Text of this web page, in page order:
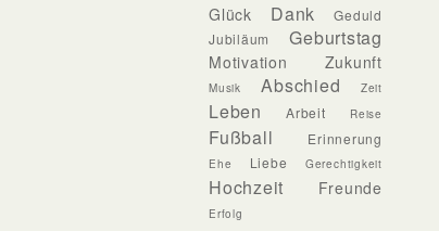
Glück Dank
Geduld
Jubiläum
Geburtstag
Motivation Zukunft
Musik Abschied Zeit
Leben Arbeit Reise
Fußball Erinnerung
Ehe Liebe Gerechtigkeit
Hochzeit Freunde
Erfolg